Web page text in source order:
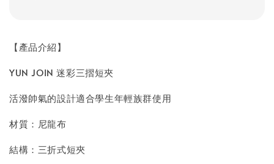
【產品介紹】
YUN JOIN 迷彩三摺短夾
活潑帥氣的設計適合學生年輕族群使用
材質：尼龍布
結構：三折式短夾